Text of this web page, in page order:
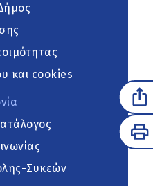
και cookies
Συκεών